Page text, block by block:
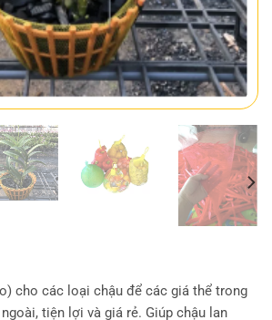
cho các loại chậu để các giá thể trong
tiện lợi và giá rẻ. Giúp chậu lan